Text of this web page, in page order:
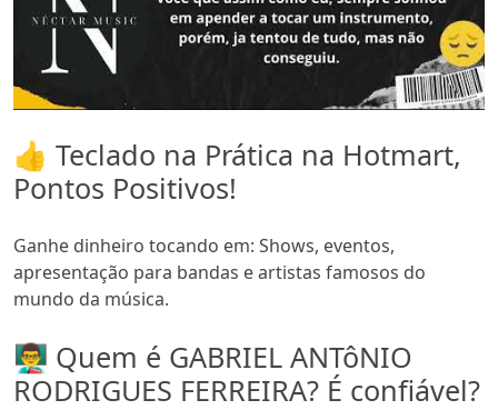
👍 Teclado na Prática na Hotmart,
Pontos Positivos!
Ganhe dinheiro tocando em: Shows, eventos,
apresentação para bandas e artistas famosos do
mundo da música.
👨‍🏫 Quem é GABRIEL ANTôNIO
RODRIGUES FERREIRA? É confiável?